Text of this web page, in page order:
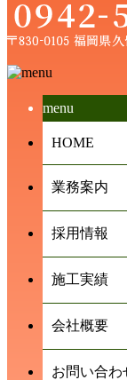
menu
HOME
業務案内
採用情報
施工実績
会社概要
お問い合わ